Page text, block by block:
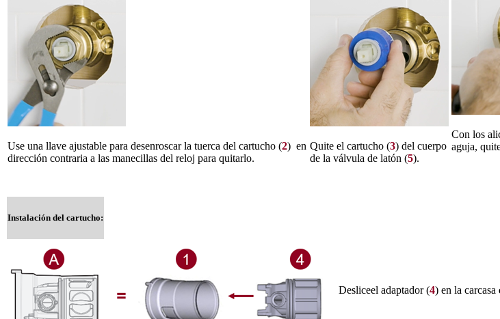
Use una llave ajustable para desenroscar la tuerca del cartucho (2) en
dirección contraria a las manecillas del reloj para quitarlo.
Quite el cartucho (3) del cuerpo
de la válvula de latón (5).
Con los
aguja,
Instalación del cartucho:
Desliceel adaptador (4) en la